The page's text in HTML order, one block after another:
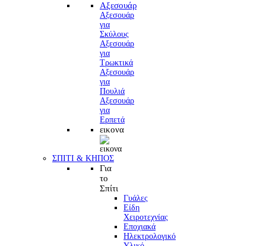
Αξεσουάρ
Αξεσουάρ
για
Σκύλους
Αξεσουάρ
για
Τρωκτικά
Αξεσουάρ
για
Πουλιά
Αξεσουάρ
για
Ερπετά
εικονα
ΣΠΙΤΙ & ΚΗΠΟΣ
Για
το
Σπίτι
Γυάλες
Είδη
Χειροτεχνίας
Εποχιακά
Ηλεκτρολογικό